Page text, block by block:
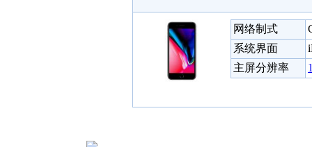
网络制式
系统界面
主屏分辨率